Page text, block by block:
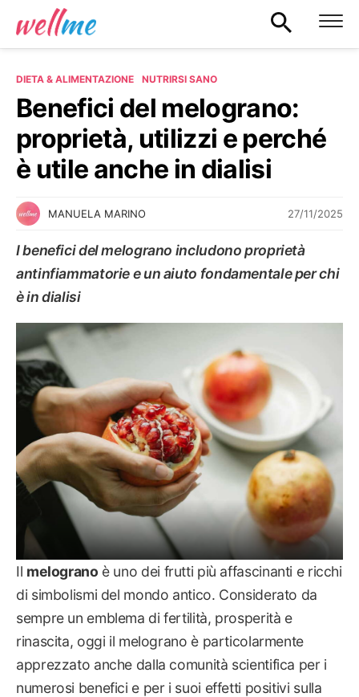
DIETA & ALIMENTAZIONE NUTRIRSI SANO
Benefici del melograno:
proprietà, utilizzi e perché
è utile anche in dialisi
MANUELA MARINO 27/11/2025
I benefici del melograno includono proprietà
antinfiammatorie e un aiuto fondamentale per chi
è in dialisi
NUTRIRSI SANO
Il melograno è uno dei frutti più affascinanti e ricchi
di simbolismi del mondo antico. Considerato da
sempre un emblema di fertilità, prosperità e
rinascita, oggi il melograno è particolarmente
apprezzato anche dalla comunità scientifica per i
numerosi benefici e per i suoi effetti positivi sulla